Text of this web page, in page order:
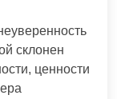
склонен
ценности